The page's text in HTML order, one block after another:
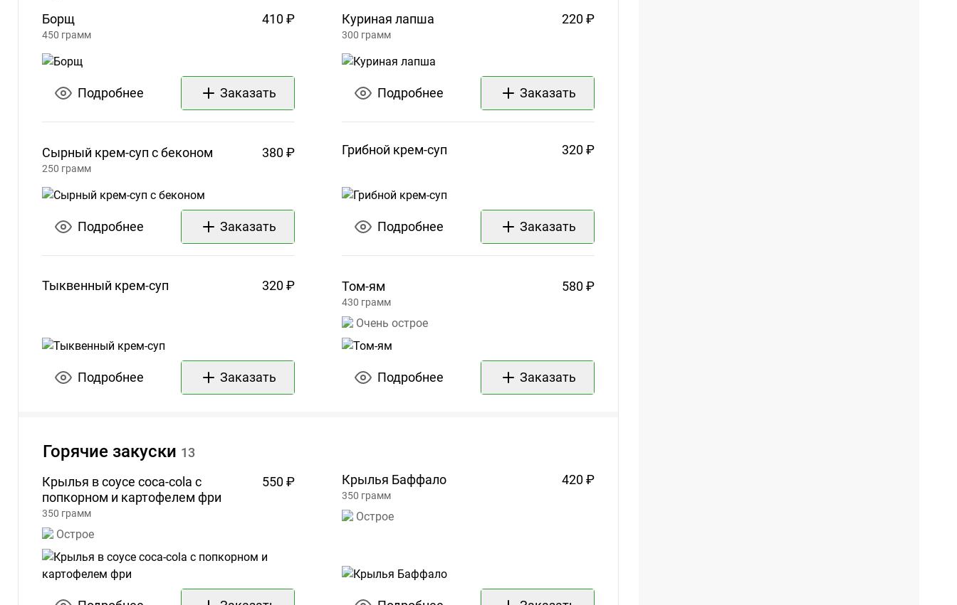
Борщ
410 ₽
450 грамм
Подробнее Заказать
Куриная лапша 220 ₽
300 грамм
Подробнее Заказать
Сырный крем-суп сбеконом 380 ₽
250 грамм
Подробнее Заказать
Грибной крем-суп 320 ₽
Подробнее Заказать
Тыквенный крем-суп 320 ₽
Подробнее Заказать
Том-ям 580 ₽
430 грамм
Очень острое
Подробнее Заказать
Горячие закуски 13
Крылья в соусе coca-cola с
попкорном и картофелем фри
550 ₽
350 грамм
Острое
Крылья Баффало 420 ₽
350 грамм
Острое